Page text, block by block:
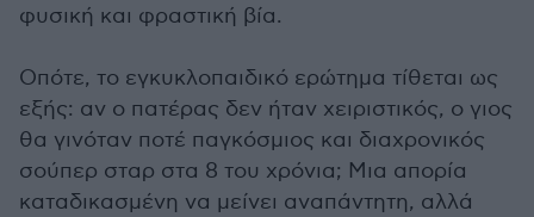
φυσική και φραστική βία.
Οπότε, το εγκυκλοπαιδικό ερώτημα τίθεται ως
εξής: αν ο πατέρας δεν ήταν χειριστικός, ο γιος
θα γινόταν ποτέ παγκόσμιος και διαχρονικός
σούπερ σταρ στα 8 του χρόνια; Μια απορία
καταδικασμένη να μείνει αναπάντητη, αλλά